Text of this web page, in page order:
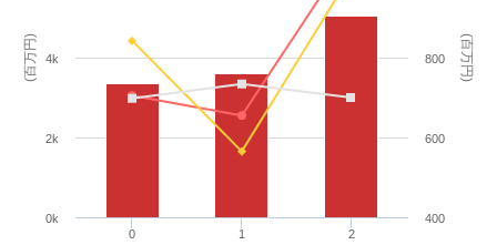
(百万円) (百万円)
0 1 2
0k
2k
4k
400
600
800